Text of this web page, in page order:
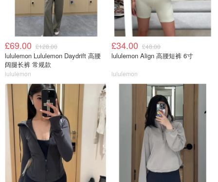
£69.00 £128.00
lululemon Lululemon Daydrift 高腰
阔腿长裤 常规款
lululemon
£34.00 £48.00
lululemon Align 高腰短裤 6寸
lululemon